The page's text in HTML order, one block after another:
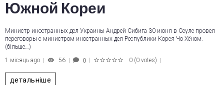
Южной Кореи
Министр иностранных дел Украины Андрей Сибига 30 июня в Сеуле провел
переговоры с министром иностранных дел Республики Корея Чо Хёном.
(більше…)
1 місяць ago
56 0 0 (0 votes)
детальніше